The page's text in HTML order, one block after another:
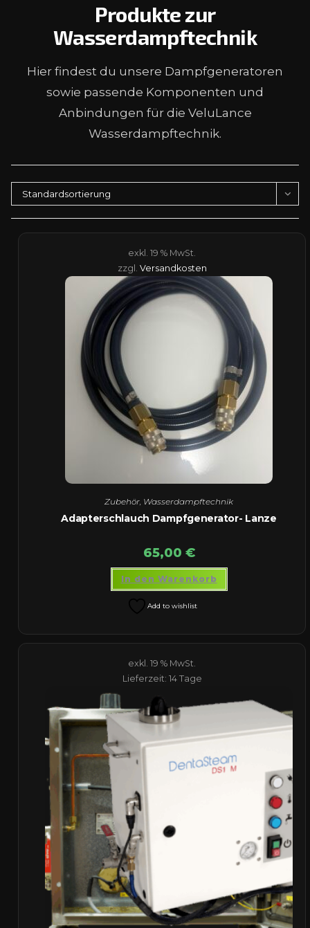
Produkte zur
Wasserdampftechnik
Hier findest du unsere Dampfgeneratoren
sowie passende Komponenten und
Anbindungen für die VeluLance
Wasserdampftechnik.
Standardsortierung
exkl. 19 % MwSt.
zzgl. Versandkosten
Zubehör Wasserdampftechnik
Adapterschlauch Dampfgenerator- Lanze
65,00 €
In den Warenkorb
Add to wishlist
exkl. 19 % MwSt.
Lieferzeit: 14 Tage